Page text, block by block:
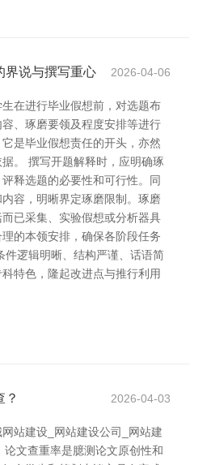
界说与撰写重心 2026-04-06
在进行毕业假想前，对选题布
、琢磨要领及程度安排等进行
是毕业假想责任的开头，亦然
。 撰写开题解释时，应明确琢
释选题的必要性和可行性。同
容，明晰界定琢磨限制。琢磨
已采集、实验假想或分析器具
的本领安排，确保各阶段任务
件逻辑明晰、结构严谨、话语简
特色，隆起改进点与推行利用
？ 2026-04-03
站建设_网站建设公司_网站建
文查重率是臆测论文原创性和